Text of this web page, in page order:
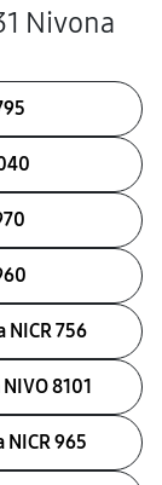
Nivona
756
8101
965